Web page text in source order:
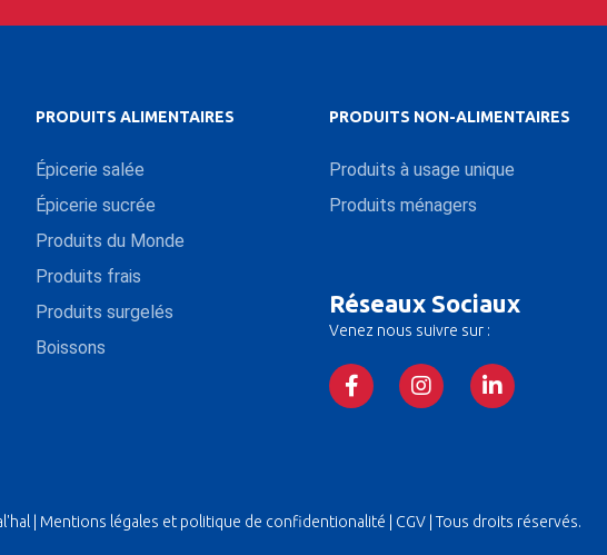
PRODUITS ALIMENTAIRES
Épicerie salée
Épicerie sucrée
Produits du Monde
Produits frais
Produits surgelés
Boissons
PRODUITS NON-ALIMENTAIRES
Produits à usage unique
Produits ménagers
Réseaux Sociaux
Venez nous suivre sur :
| Mentions légales et politique de confidentionalité CGV | Tous droits réservés.